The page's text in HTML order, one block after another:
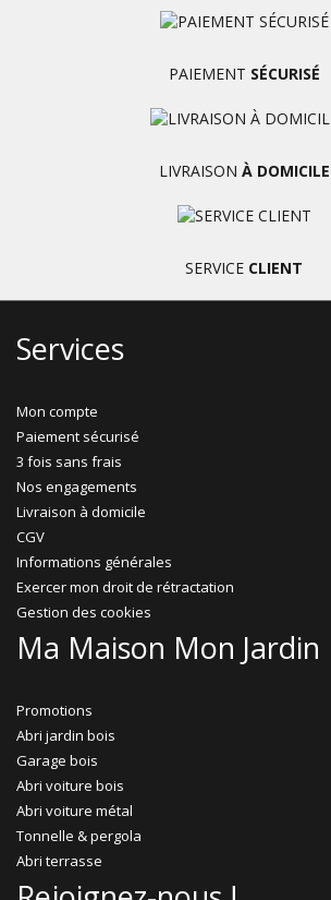
PAIEMENT SÉCURISÉ
LIVRAISON À DOMICILE
SERVICE CLIENT
Services
Mon compte
Paiement sécurisé
3 fois sans frais
Nos engagements
Livraison à domicile
CGV
Informations générales
Exercer mon droit de rétractation
Gestion des cookies
Ma Maison Mon Jardin
Promotions
Abri jardin bois
Garage bois
Abri voiture bois
Abri voiture métal
Tonnelle & pergola
Abri terrasse